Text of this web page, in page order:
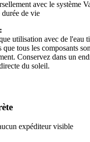
avec le système
de vie
utilisation avec de l'eau
tous les composants
Conservez dans un
du soleil.
expéditeur visible